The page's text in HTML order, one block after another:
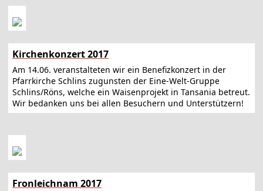
Kirchenkonzert 2017
Am 14.06. veranstalteten wir ein Benefizkonzert in der
Pfarrkirche Schlins zugunsten der Eine-Welt-Gruppe
Schlins/Röns, welche ein Waisenprojekt in Tansania betreut.
Wir bedanken uns bei allen Besuchern und Unterstützern!
Fronleichnam 2017